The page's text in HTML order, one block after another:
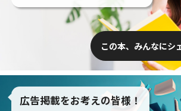
この本、みんなにシ
広告掲載をお考えの皆様！